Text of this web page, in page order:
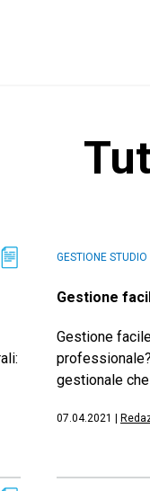
GESTIONE STUDIO
Gestione
Gestione
gestionale
07.04.2021